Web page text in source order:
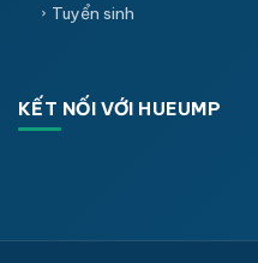
Tuyển sinh
KẾT NỐI VỚI HUEUMP